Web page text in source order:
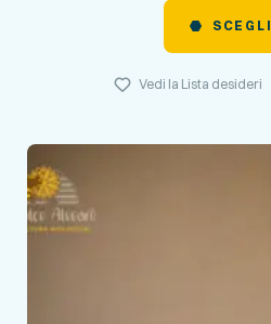
SCEGLI
Vedi la Lista desideri